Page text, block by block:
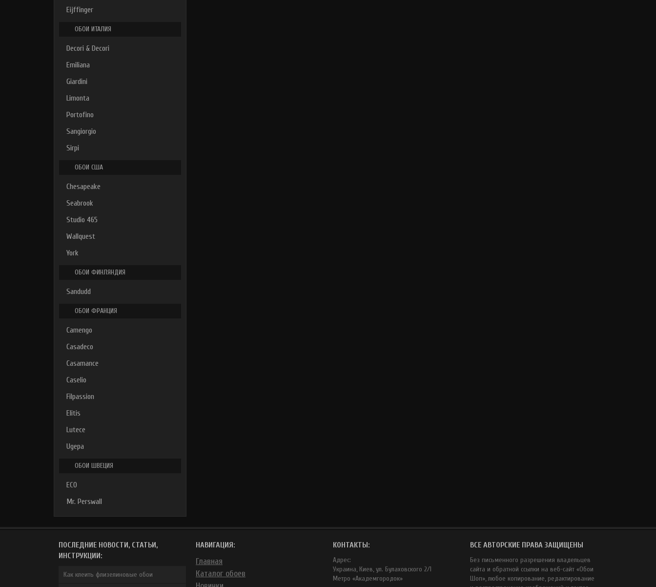
Eijffinger
ОБОИ ИТАЛИЯ
Decori & Decori
Emiliana
Giardini
Limonta
Portofino
Sangiorgio
Sirpi
ОБОИ США
Chesapeake
Seabrook
Studio 465
Wallquest
York
ОБОИ ФИНЛЯНДИЯ
Sandudd
ОБОИ ФРАНЦИЯ
Camengo
Casadeco
Casamance
Caselio
Filpassion
Elitis
Lutece
Ugepa
ОБОИ ШВЕЦИЯ
ECO
Mr. Perswall
ПОСЛЕДНИЕ НОВОСТИ, СТАТЬИ,
ИНСТРУКЦИИ:
Как клеить флизелиновые обои
НАВИГАЦИЯ:
Главная
Каталог обоев
КОНТАКТЫ:
Адрес:
Украина, Киев, ул. Булаховского 2/1
Метро «Академгородок»
ВСЕ АВТОРСКИЕ ПРАВА ЗАЩИЩЕНЫ
Без письменного разрешения владельцев
сайта и обратной ссылки на веб-сайт «Обои
Шоп», любое копирование, редактирование